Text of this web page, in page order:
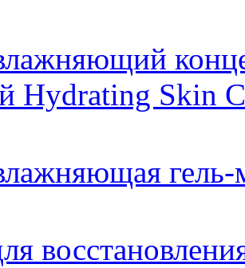
Hydrating Skin